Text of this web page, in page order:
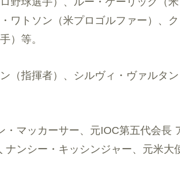
ワトソン（米プロゴルファー）、
）等。
（指揮者）、シルヴィ・ヴァルタ
マッカーサー、元IOC第五代会長
ンシー・キッシンジャー、元米大